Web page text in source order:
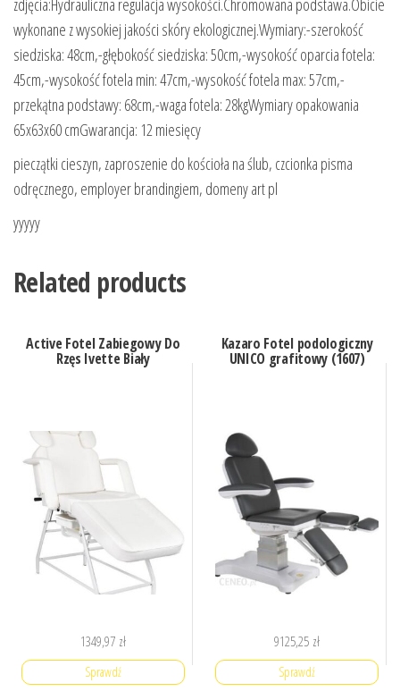
zdjęcia:Hydrauliczna regulacja wysokości.Chromowana podstawa.Obicie
wykonane z wysokiej jakości skóry ekologicznej.Wymiary:-szerokość
siedziska: 48cm,-głębokość siedziska: 50cm,-wysokość oparcia fotela:
45cm,-wysokość fotela min: 47cm,-wysokość fotela max: 57cm,-
przekątna podstawy: 68cm,-waga fotela: 28kgWymiary opakowania
65x63x60 cmGwarancja: 12 miesięcy
pieczątki cieszyn, zaproszenie do kościoła na ślub, czcionka pisma
odręcznego, employer brandingiem, domeny art pl
yyyyy
Related products
Active Fotel Zabiegowy Do
Rzęs Ivette Biały
1349,97 zł
Sprawdź
Kazaro Fotel podologiczny
UNICO grafitowy (1607)
9125,25 zł
Sprawdź